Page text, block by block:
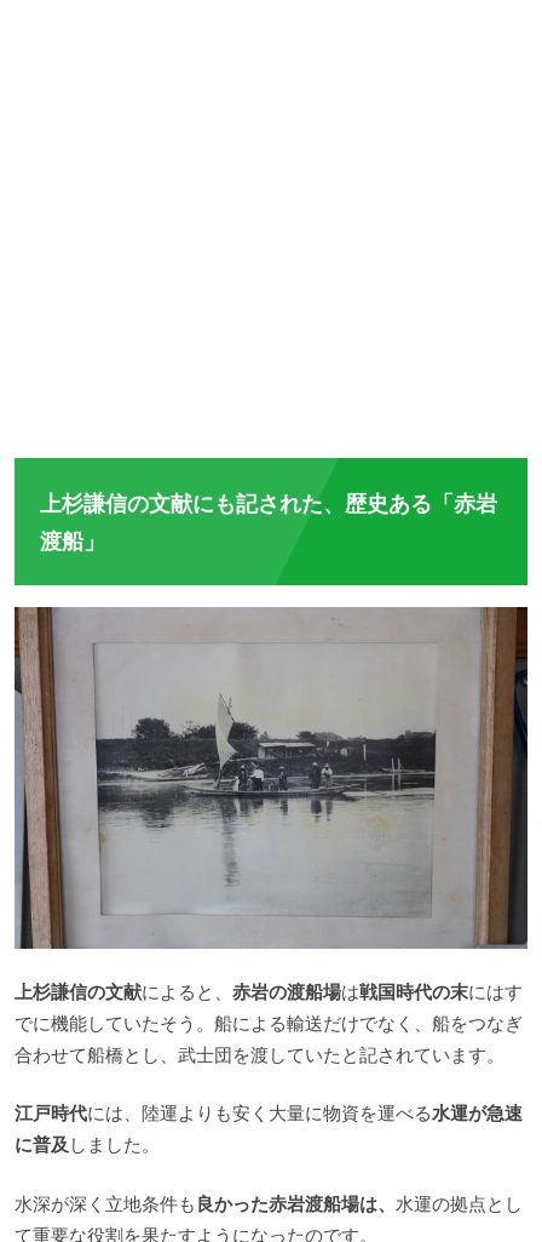
上杉謙信の文献にも記された、歴史ある「赤岩
渡船」
上杉謙信の文献によると、 赤岩の渡船場は戦国時代の末にはす
でに機能していたそう。船による輸送だけでなく、船をつなぎ
合わせて船橋とし、武士団を渡していたと記されています。
江戸時代には、陸運よりも安く大量に物資を運べる水運が急速
に普及 しました。
水深が深く立地条件も 良かった赤岩渡船場は、 水運の拠点とし
て重要な役割を果たすようになったのです。